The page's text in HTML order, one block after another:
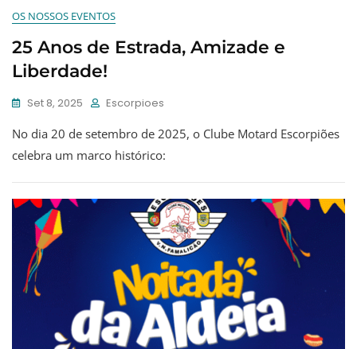
OS NOSSOS EVENTOS
25 Anos de Estrada, Amizade e
Liberdade!
Set 8, 2025 Escorpioes
No dia 20 de setembro de 2025, o Clube Motard Escorpiões
celebra um marco histórico: